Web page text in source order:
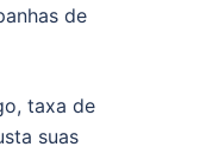
de
taxa de
suas